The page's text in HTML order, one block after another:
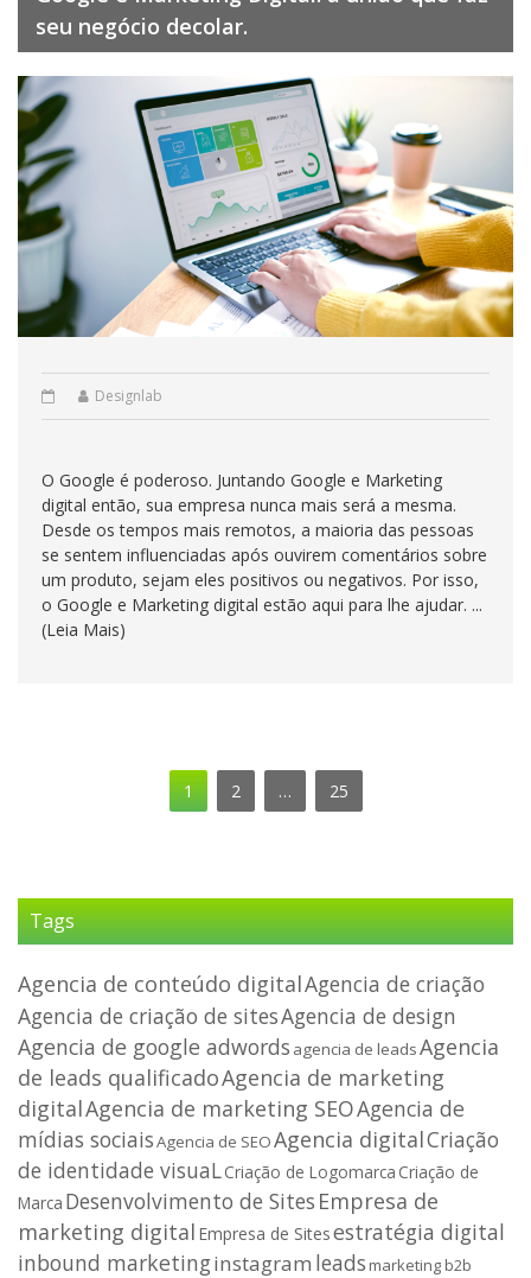
seu negócio decolar.
Designlab
O Google é poderoso. Juntando Google e Marketing
digital então, sua empresa nunca mais será a mesma.
Desde os tempos mais remotos, a maioria das pessoas
se sentem influenciadas após ouvirem comentários sobre
um produto, sejam eles positivos ou negativos. Por isso,
o Google e Marketing digital estão aqui para lhe ajudar. ...
(Leia Mais)
1 2 … 25
Tags
Agencia de conteúdo digitalAgencia de criação
Agencia de criação de sitesAgencia de design
Agencia de google adwords agencia de leadsAgencia
de leads qualificadoAgencia de marketing
digitalAgencia de marketing SEOAgencia de
mídias sociaisAgencia de SEOAgencia digitalCriação
de identidade visuaLCriação de Logomarca Criação de
Marca Desenvolvimento de Sites Empresa de
marketing digital Empresa de Sitesestratégia digital
inbound marketinginstagram leads marketing b2b